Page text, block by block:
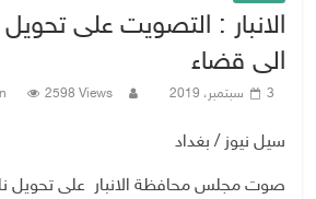
الانبار : التصويت على تحويل
الى قضاء
3 سبتمبر، 2019 2598 Views
سيل نيوز / بغداد
صوت مجلس محافظة الانبار على تحويل